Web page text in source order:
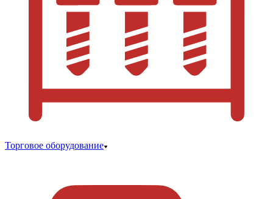
Торговое оборудование